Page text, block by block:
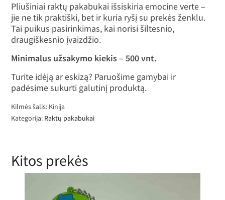
Pliušiniai raktų pakabukai išsiskiria emocine verte –
jie ne tik praktiški, bet ir kuria ryšį su prekės ženklu.
Tai puikus pasirinkimas, kai norisi šiltesnio,
draugiškesnio įvaizdžio.
Minimalus užsakymo kiekis – 500 vnt.
Turite idėją ar eskizą? Paruošime gamybai ir
padėsime sukurti galutinį produktą.
Kilmės šalis: Kinija
Kategorija: Raktų pakabukai
Kitos prekės